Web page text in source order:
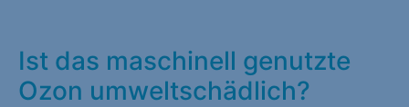
Ist das maschinell genutzte
Ozon umweltschädlich?